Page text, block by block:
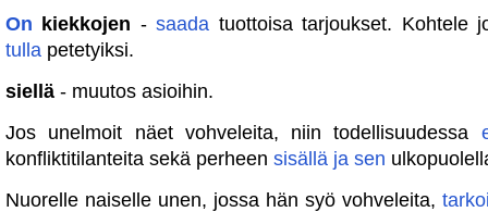
On kiekkojen -saada tuottoisa tarjoukset. Kohtele
tulla petetyiksi.
siellä - muutos asioihin.
Jos unelmoit näet vohveleita, niin todellisuudessa
konfliktitilanteita sekä perheen sisällä ja sen
Nuorelle naiselle unen, jossa hän syö vohveleita,